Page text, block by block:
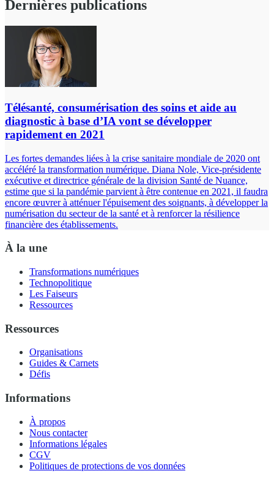
Dernières publications
Télésanté, consumérisation des soins et aide au
diagnostic à base d’IA vont se développer
rapidement en 2021
Les fortes demandes liées à la crise sanitaire mondiale de 2020 ont
accéléré la transformation numérique. Diana Nole, Vice-présidente
exécutive et directrice générale de la division Santé de Nuance,
estime que si la pandémie parvient à être contenue en 2021, il faudra
encore œuvrer à atténuer l'épuisement des soignants, à développer la
numérisation du secteur de la santé et à renforcer la résilience
financière des établissements.
À la une
Transformations numériques
Technopolitique
Les Faiseurs
Ressources
Ressources
Organisations
Guides & Carnets
Défis
Informations
À propos
Nous contacter
Informations légales
CGV
Politiques de protections de vos données